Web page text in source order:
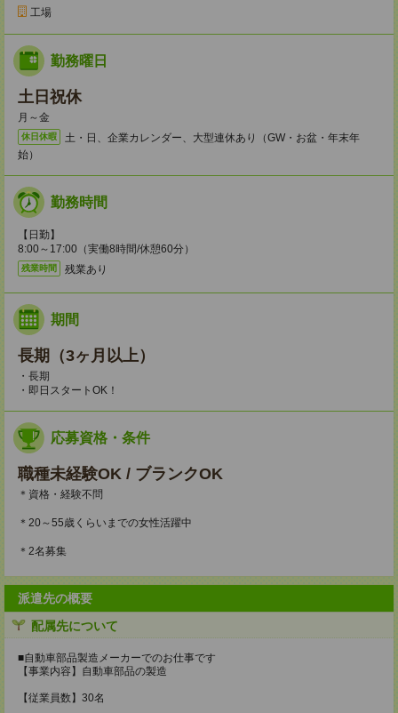
工場
勤務曜日
土日祝休
月～金
休日休暇
土・日、企業カレンダー、大型連休あり（GW・お盆・年末年
始）
勤務時間
【日勤】
8:00～17:00（実働8時間/休憩60分）
残業時間 残業あり
期間
長期（3ヶ月以上）
・長期
・即日スタートOK！
応募資格・条件
職種未経験OK / ブランクOK
＊資格・経験不問
＊20～55歳くらいまでの女性活躍中
＊2名募集
派遣先の概要
配属先について
■自動車部品製造メーカーでのお仕事です
【事業内容】自動車部品の製造
【従業員数】30名